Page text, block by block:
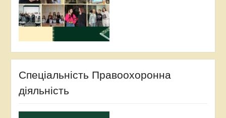
Спеціальність Правоохоронна
діяльність